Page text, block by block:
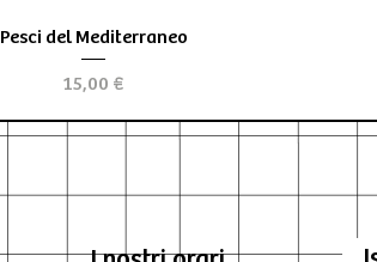
Vista rapida
Pesci del Mediterraneo
Prezzo
15,00 €